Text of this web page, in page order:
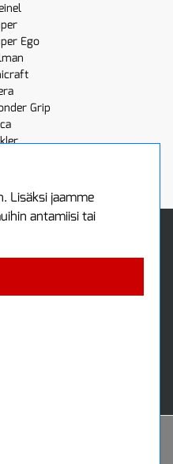
Ego
Grip
Lisäksi jaamme
antamiisi tai